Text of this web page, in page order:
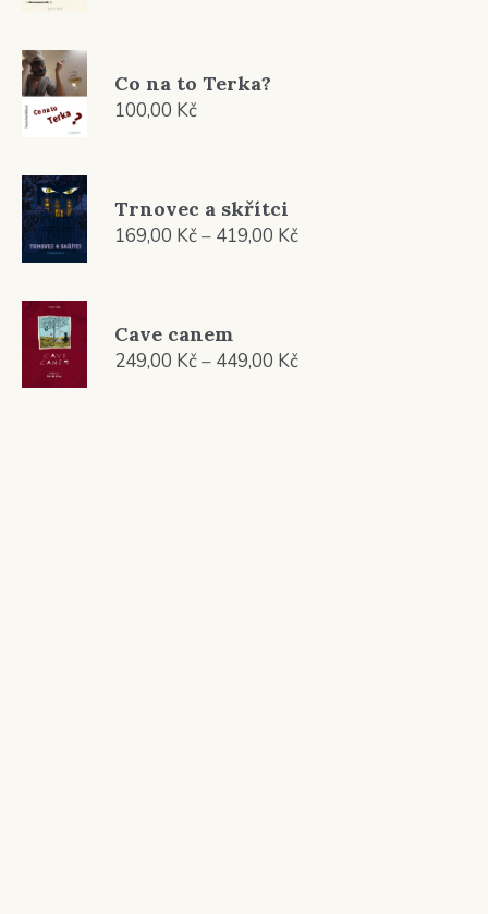
Co na to Terka?
100,00 Kč
Trnovec a skřítci
169,00 Kč– 419,00 KčRozpětí
Cave canem
249,00 Kč– 449,00 KčRozpětí